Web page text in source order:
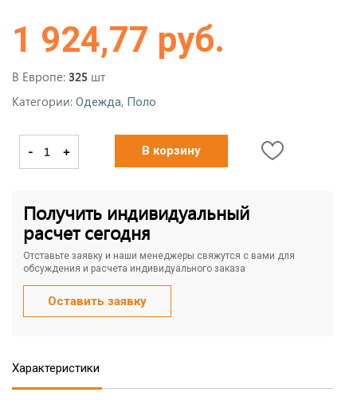
1 924,77 руб.
В Европе: 325 шт
Категории: Одежда, Поло
- + В корзину
Получить индивидуальный
расчет сегодня
Отставьте заявку и наши менеджеры свяжутся с вами для
обсуждения и расчета индивидуального заказа
Оставить заявку
Характеристики